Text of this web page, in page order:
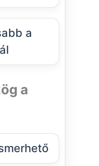
a
a